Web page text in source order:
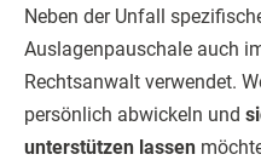
Neben der Unfall
Auslagenpauschale auch
Rechtsanwalt verwendet.
persönlich abwickeln und
unterstützen lassen